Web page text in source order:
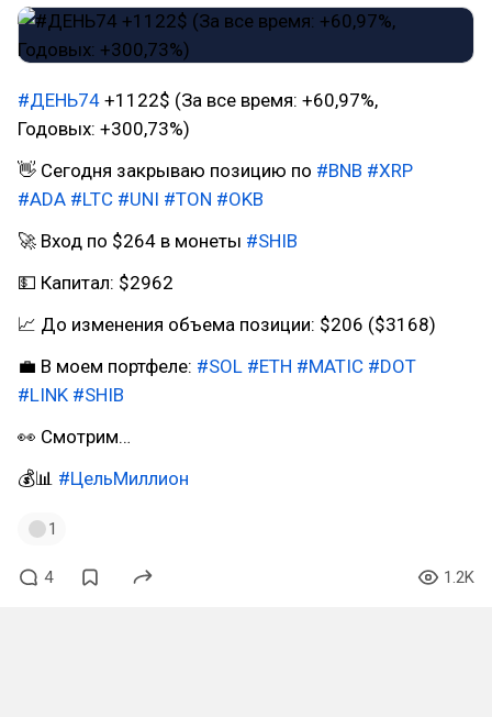
#ДЕНЬ74 +1122$ (За все время: +60,97%,
Годовых: +300,73%)
👋 Сегодня закрываю позицию по #BNB #XRP
#ADA #LTC #UNI #TON #OKB
🚀 Вход по $264 в монеты #SHIB
💵 Капитал: $2962
📈 До изменения объема позиции: $206 ($3168)
💼 В моем портфеле: #SOL #ETH #MATIC #DOT
#LINK #SHIB
👀 Смотрим…
💰📊 #ЦельМиллион
1
4 1.2K